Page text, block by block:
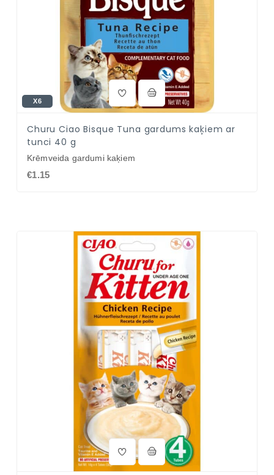
X6
Churu Ciao Bisque Tuna gardums kaķiem ar
tunci 40 g
Krēmveida gardumi kaķiem
€1.15